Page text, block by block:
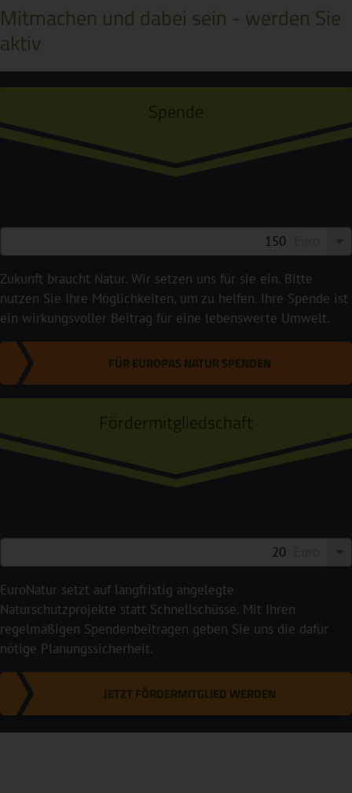
Mitmachen und dabei sein - werden Sie
aktiv
Spende
Zukunft braucht Natur. Wir setzen uns für sie ein. Bitte
nutzen Sie Ihre Möglichkeiten, um zu helfen. Ihre Spende ist
ein wirkungsvoller Beitrag für eine lebenswerte Umwelt.
FÜR EUROPAS NATUR SPENDEN
Fördermitgliedschaft
EuroNatur setzt auf langfristig angelegte
Naturschutzprojekte statt Schnellschüsse. Mit Ihren
regelmäßigen Spendenbeiträgen geben Sie uns die dafür
nötige Planungssicherheit.
JETZT FÖRDERMITGLIED WERDEN